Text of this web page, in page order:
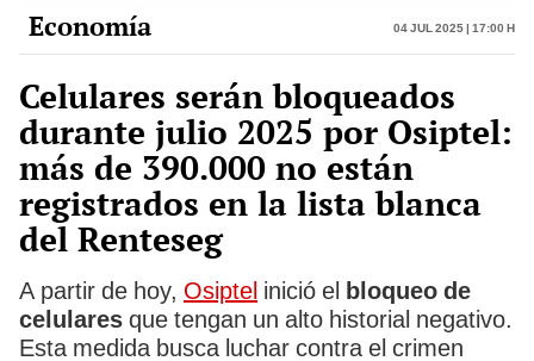
Economía 04 Jul 2025 | 17:00 h
Celulares serán bloqueados
durante julio 2025 por Osiptel:
más de 390.000 no están
registrados en la lista blanca
del Renteseg
A partir de hoy, Osiptel inició el bloqueo de
celulares que tengan un alto historial negativo.
Esta medida busca luchar contra el crimen